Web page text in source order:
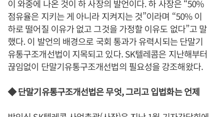
이 와중에 나온 것이 하 사장의 발언이다. 하 사장은 “50%
점유율은 지키는 게 아니라 지켜지는 것”이라며 “50% 이
하로 떨어질 이유가 없고 그것을 가정할 이유도 없다”고 말
했다. 이 발언의 배경으로 국회 통과가 유력시되는 단말기
유통구조개선법이 지목되고 있다. SK텔레콤은 지난해부터
끊임없이 단말기유통구조개선법의 필요성을 강조해왔다.
◆ 단말기유통구조개선법은 무엇, 그리고 입법화는 언제